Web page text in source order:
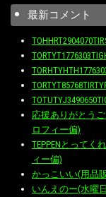
最新コメント
応援ありがとう
ロフィー偏)
TEPPENとってく
ィー偏)
かっこいい(用品
いんえのー(水曜